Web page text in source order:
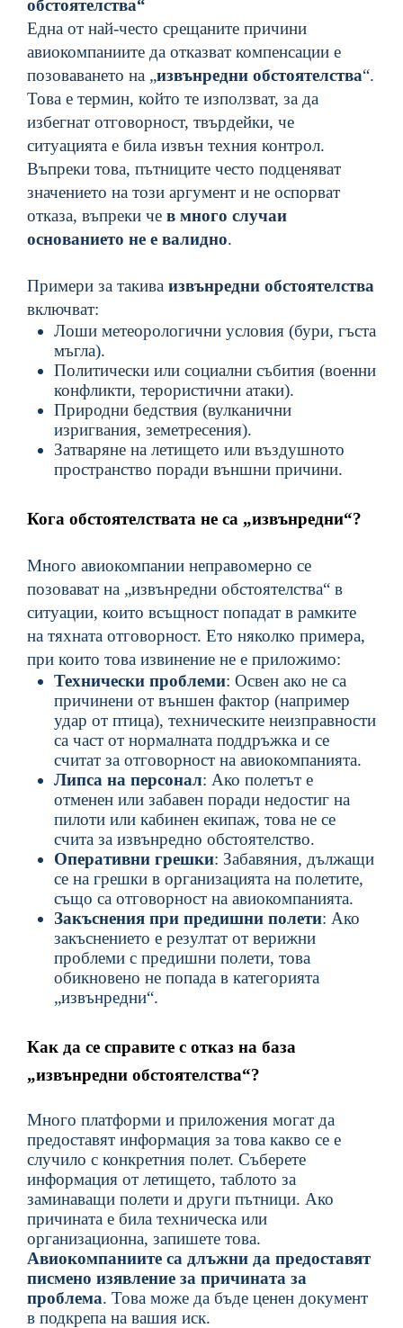
обстоятелства“
Една от най-често срещаните причини
авиокомпаниите да отказват компенсации е
позоваването на „извънредни обстоятелства“.
Това е термин, който те използват, за да
избегнат отговорност, твърдейки, че
ситуацията е била извън техния контрол.
Въпреки това, пътниците често подценяват
значението на този аргумент и не оспорват
отказа, въпреки че в много случаи
основанието не е валидно.
Примери за такива извънредни обстоятелства
включват:
Лоши метеорологични условия (бури, гъста
мъгла).
Политически или социални събития (военни
конфликти, терористични атаки).
Природни бедствия (вулканични
изригвания, земетресения).
Затваряне на летището или въздушното
пространство поради външни причини.
Кога обстоятелствата не са „извънредни“?
Много авиокомпании неправомерно се
позовават на „извънредни обстоятелства“ в
ситуации, които всъщност попадат в рамките
на тяхната отговорност. Ето няколко примера,
при които това извинение не е приложимо:
Технически проблеми: Освен ако не са
причинени от външен фактор (например
удар от птица), техническите неизправности
са част от нормалната поддръжка и се
считат за отговорност на авиокомпанията.
Липса на персонал: Ако полетът е
отменен или забавен поради недостиг на
пилоти или кабинен екипаж, това не се
счита за извънредно обстоятелство.
Оперативни грешки: Забавяния, дължащи
се на грешки в организацията на полетите,
също са отговорност на авиокомпанията.
Закъснения при предишни полети: Ако
закъснението е резултат от верижни
проблеми с предишни полети, това
обикновено не попада в категорията
„извънредни“.
Как да се справите с отказ на база
„извънредни обстоятелства“?
Много платформи и приложения могат да
предоставят информация за това какво се е
случило с конкретния полет. Съберете
информация от летището, таблото за
заминаващи полети и други пътници. Ако
причината е била техническа или
организационна, запишете това.
Авиокомпаниите са длъжни да предоставят
писмено изявление за причината за
проблема. Това може да бъде ценен документ
в подкрепа на вашия иск.